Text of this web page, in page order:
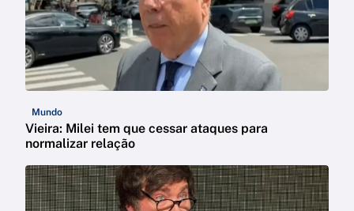
Mundo
Vieira: Milei tem que cessar ataques para
normalizar relação